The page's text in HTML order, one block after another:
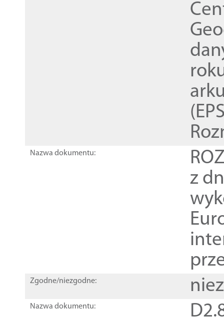
Nazwa dokumentu:
z
Zgodne/niezgodne:
Nazwa dokumentu: